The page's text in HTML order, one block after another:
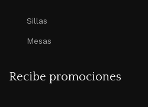
Sillas
Mesas
Recibe promociones